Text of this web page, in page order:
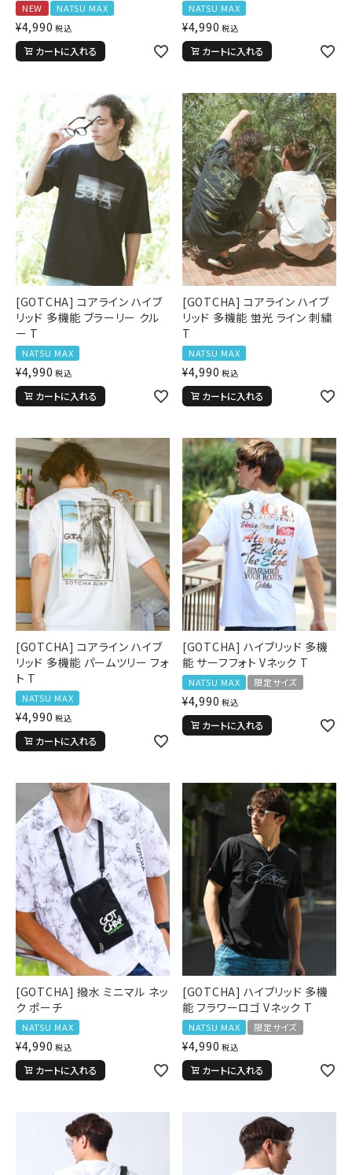
NEW NATSU MAX
¥4,990 税込
カートに入れる
NATSU MAX
¥4,990 税込
カートに入れる
[GOTCHA] コアライン ハイブ
リッド 多機能 ブラーリー クル
ー T
NATSU MAX
¥4,990 税込
カートに入れる
[GOTCHA] コアライン ハイブ
リッド 多機能 蛍光 ライン 刺繍
T
NATSU MAX
¥4,990 税込
カートに入れる
[GOTCHA] コアライン ハイブ
リッド 多機能 パームツリー フォ
ト T
NATSU MAX
¥4,990 税込
カートに入れる
[GOTCHA] ハイブリッド 多機
能 サーフフォト Vネック T
NATSU MAX 限定サイズ
¥4,990 税込
カートに入れる
[GOTCHA] 撥水 ミニマル ネッ
ク ポーチ
NATSU MAX
¥4,990 税込
カートに入れる
[GOTCHA] ハイブリッド 多機
能 フラワーロゴ Vネック T
NATSU MAX 限定サイズ
¥4,990 税込
カートに入れる